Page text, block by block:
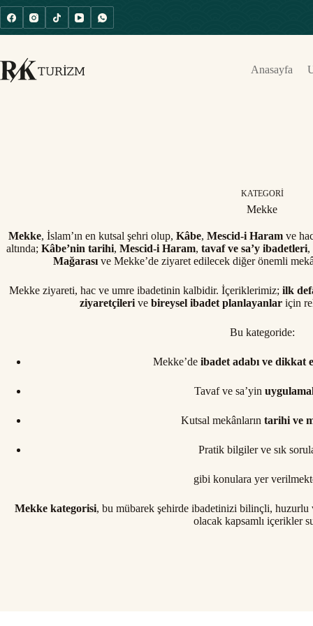
Anasayfa
KATEGORI
Mekke
Mekke, İslam’ın en kutsal şehri olup, Kâbe, Mescid-i Haramve
altında; Kâbe’nin tarihi, Mescid-i Haram, tavaf ve sa’y ibadetleri,
Mağarasıve Mekke’de ziyaret edilecek diğer önemli
Mekke ziyareti, hac ve umre ibadetinin kalbidir. İçeriklerimiz; ilk
ziyaretçilerive bireysel ibadet planlayanlariçin
Bu kategoride:
Mekke’de ibadet adabı ve dikkat
Tavaf ve sa’yin
Kutsal mekânların tarihi ve
Pratik bilgiler ve sık
gibi konulara yer
Mekke kategorisi, bu mübarek şehirde ibadetinizi bilinçli, huzurlu
olacak kapsamlı içerikler